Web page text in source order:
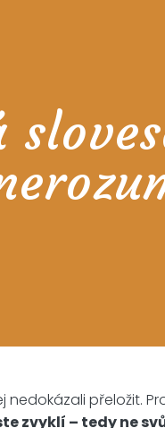
nedokázali přeložit.
zvyklí – tedy ne